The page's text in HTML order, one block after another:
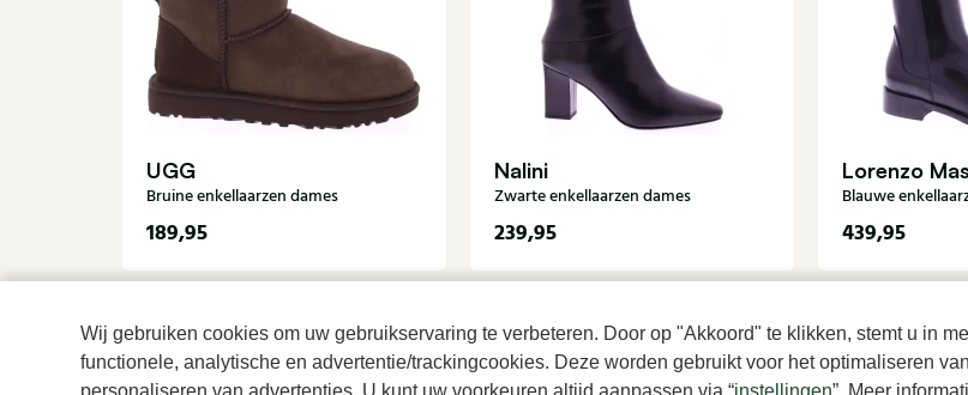
Wij gebruiken cookies om uw gebruikservaring te verbeteren. Door op "Akkoord" te klikken, stemt u in
functionele, analytische en advertentie/trackingcookies. Deze worden gebruikt voor het optimaliseren
personaliseren van advertenties. U kunt uw voorkeuren altijd aanpassen via “instellingen”. Meer
UGG
Bruine enkellaarzen dames
189,95
Nalini
Zwarte enkellaarzen dames
239,95
Lorenzo
Blauwe
439,95